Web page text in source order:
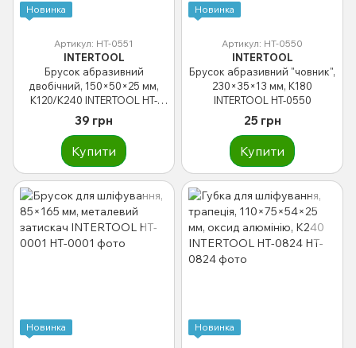
Новинка
Артикул: HT-0551
INTERTOOL
Брусок абразивний
двобічний, 150×50×25 мм,
K120/K240 INTERTOOL HT-
0551
39 грн
Купити
Новинка
Артикул: HT-0550
INTERTOOL
Брусок абразивний "човник",
230×35×13 мм, K180
INTERTOOL HT-0550
25 грн
Купити
Новинка Новинка